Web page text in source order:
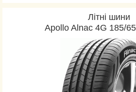
Літні шини
Apollo Alnac 4G 185/